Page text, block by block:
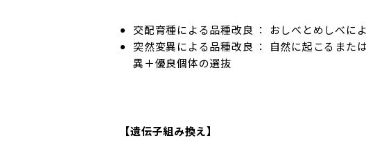
交配育種による品種改良 ： おしべとめしべに
突然変異による品種改良 ： 自然に起こるまた
異＋優良個体の選抜
【遺伝子組み換え】